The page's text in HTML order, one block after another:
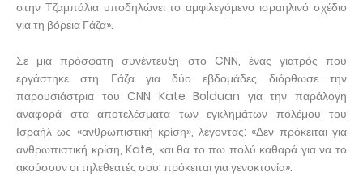
στην Τζαμπάλια υποδηλώνει το αμφιλεγόμενο ισραηλινό σχέδιο
για τη βόρεια Γάζα».
Σε μια πρόσφατη συνέντευξη στο CNN, ένας γιατρός που
εργάστηκε στη Γάζα για δύο εβδομάδες διόρθωσε την
παρουσιάστρια του CNN Kate Bolduan για την παράλογη
αναφορά στα αποτελέσματα των εγκλημάτων πολέμου του
Ισραήλ ως «ανθρωπιστική κρίση», λέγοντας: «Δεν πρόκειται για
ανθρωπιστική κρίση, Kate, και θα το πω πολύ καθαρά για να το
ακούσουν οι τηλεθεατές σου: πρόκειται για γενοκτονία».